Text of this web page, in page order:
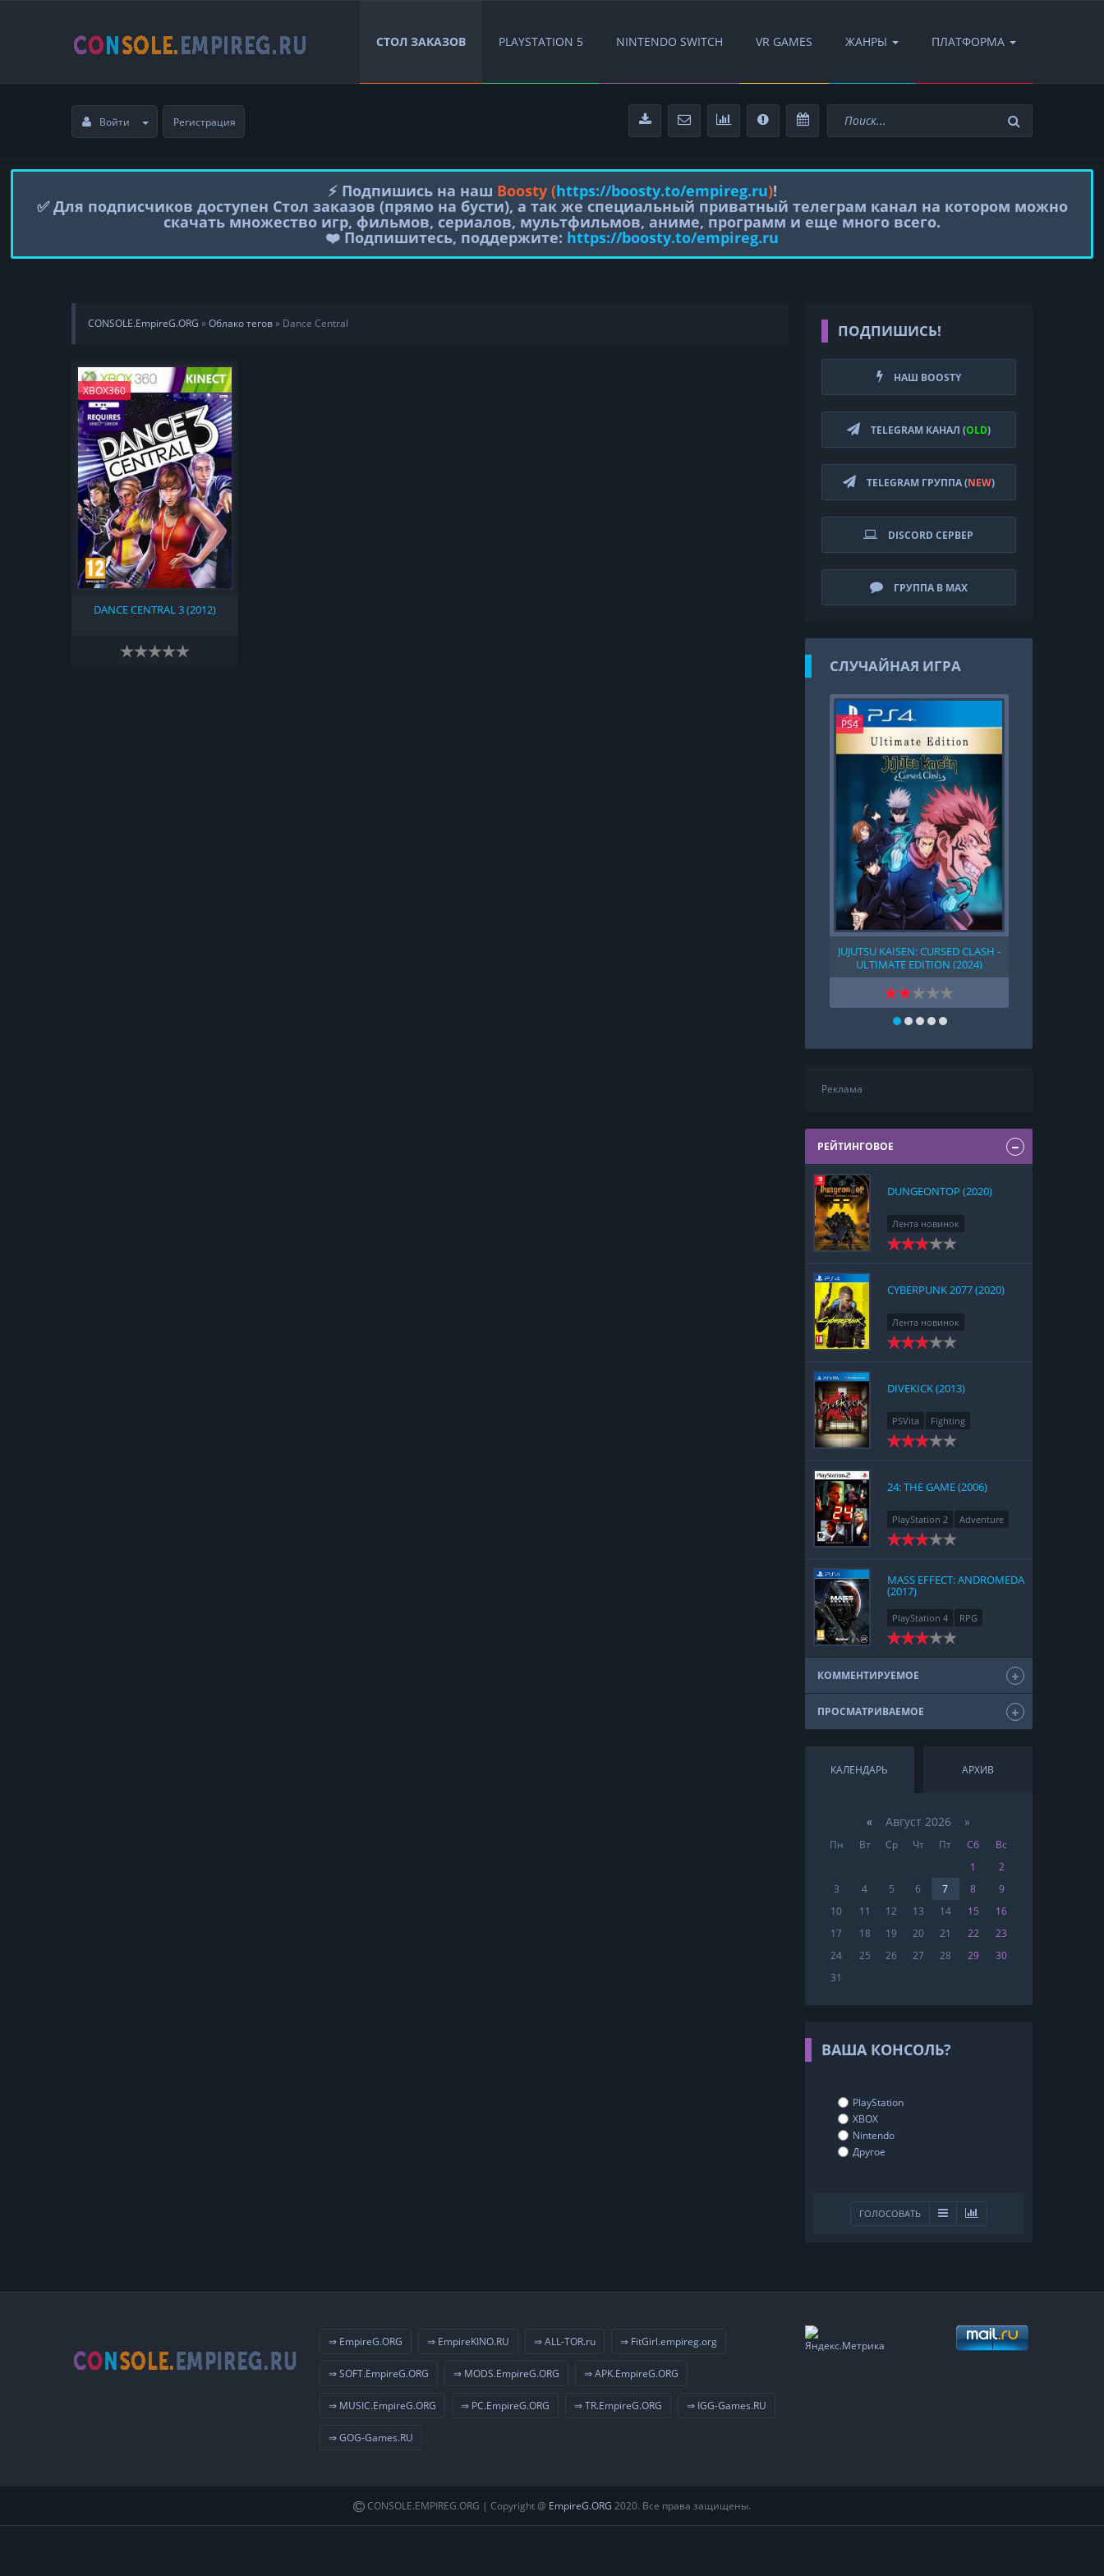
СТОЛ ЗАКАЗОВ PLAYSTATION 5 NINTENDO SWITCH VR GAMES ЖАНРЫ ПЛАТФОРМА
Войти Регистрация
⚡️ Подпишись на наш Boosty (https://boosty.to/empireg.ru)!
✅ Для подписчиков доступен Стол заказов (прямо на бусти), а так же специальный приватный телеграм канал на котором можно
скачать множество игр, фильмов, сериалов, мультфильмов, аниме, программ и еще много всего.
❤️ Подпишитесь, поддержите: https://boosty.to/empireg.ru
CONSOLE.EmpireG.ORG »Облако тегов» Dance Central
XBOX360
DANCE CENTRAL 3 (2012)
ПОДПИШИСЬ!
НАШ BOOSTY
TELEGRAM КАНАЛ (OLD)
TELEGRAM ГРУППА (NEW)
DISCORD СЕРВЕР
ГРУППА В MAX
СЛУЧАЙНАЯ ИГРА
PS4
JUJUTSU KAISEN: CURSED CLASH -
ULTIMATE EDITION (2024)
Реклама
РЕЙТИНГОВОЕ
DUNGEONTOP (2020)
Лента новинок
Nintendo Switch
CYBERPUNK 2077 (2020)
Лента новинок
PlayStation 4
DIVEKICK (2013)
PSVita Fighting
24: THE GAME (2006)
PlayStation 2 Adventure
MASS EFFECT: ANDROMEDA
(2017)
PlayStation 4 RPG
КОММЕНТИРУЕМОЕ
ПРОСМАТРИВАЕМОЕ
КАЛЕНДАРЬ АРХИВ
« Август 2026 »
Пн Вт Ср Чт Пт Сб
Вс
1
2
3
4 5 6 7 8
9
10
11 12 13 14 15
16
17
18 19 20 21 22
23
24
25 26 27 28 29
30
31
ВАША КОНСОЛЬ?
PlayStation
XBOX
Nintendo
Другое
ГОЛОСОВАТЬ
⇒ EmpireG.ORG ⇒ EmpireKINO.RU ⇒ ALL-TOR.ru ⇒ FitGirl.empireg.org
⇒ SOFT.EmpireG.ORG ⇒ MODS.EmpireG.ORG ⇒ APK.EmpireG.ORG
⇒ MUSIC.EmpireG.ORG ⇒ PC.EmpireG.ORG ⇒ TR.EmpireG.ORG ⇒ IGG-Games.RU
⇒ GOG-Games.RU
CONSOLE.EMPIREG.ORG | Copyright @ EmpireG.ORG 2020. Все права защищены.